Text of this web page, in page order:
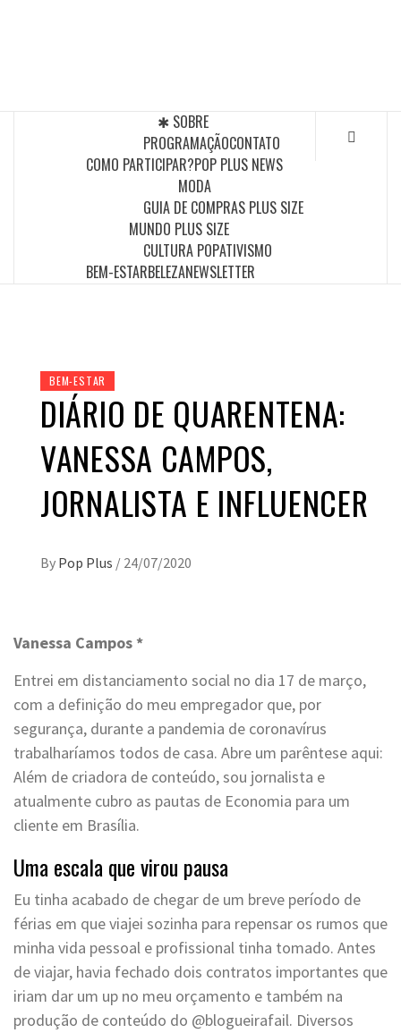
✱ SOBRE
PROGRAMAÇÃOCONTATO
COMO PARTICIPAR?POP PLUS NEWS
MODA
GUIA DE COMPRAS PLUS SIZE
MUNDO PLUS SIZE
CULTURA POPATIVISMO
BEM-ESTARBELEZANEWSLETTER
BEM-ESTAR
DIÁRIO DE QUARENTENA:
VANESSA CAMPOS,
JORNALISTA E INFLUENCER
By Pop Plus / 24/07/2020
Vanessa Campos *
Entrei em distanciamento social no dia 17 de março,
com a definição do meu empregador que, por
segurança, durante a pandemia de coronavírus
trabalharíamos todos de casa. Abre um parêntese aqui:
Além de criadora de conteúdo, sou jornalista e
atualmente cubro as pautas de Economia para um
cliente em Brasília.
Uma escala que virou pausa
Eu tinha acabado de chegar de um breve período de
férias em que viajei sozinha para repensar os rumos que
minha vida pessoal e profissional tinha tomado. Antes
de viajar, havia fechado dois contratos importantes que
iriam dar um up no meu orçamento e também na
produção de conteúdo do @blogueirafail. Diversos